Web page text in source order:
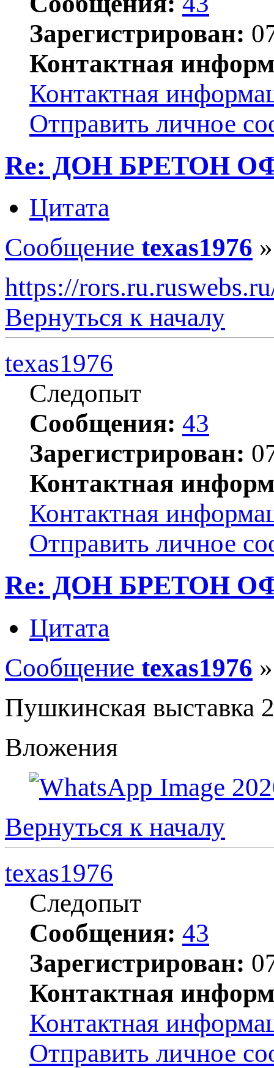
Зарегистрирован:
Контактная
Контактная
Отправить личное
Re: ДОН БРЕТОН
Цитата
Сообщение texas1976
https://
Вернуться к началу
texas1976
Следопыт
Сообщения: 43
Зарегистрирован:
Контактная
Контактная
Отправить личное
Re: ДОН БРЕТОН
Цитата
Сообщение texas1976
Пушкинская выставка
Вложения
Вернуться к началу
texas1976
Следопыт
Сообщения: 43
Зарегистрирован:
Контактная
Контактная
Отправить личное